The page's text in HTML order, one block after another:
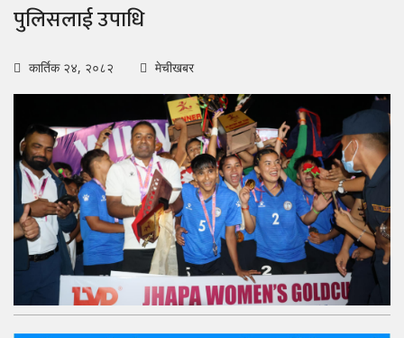
पुलिसलाई उपाधि
कार्तिक २४, २०८२ मेचीखबर